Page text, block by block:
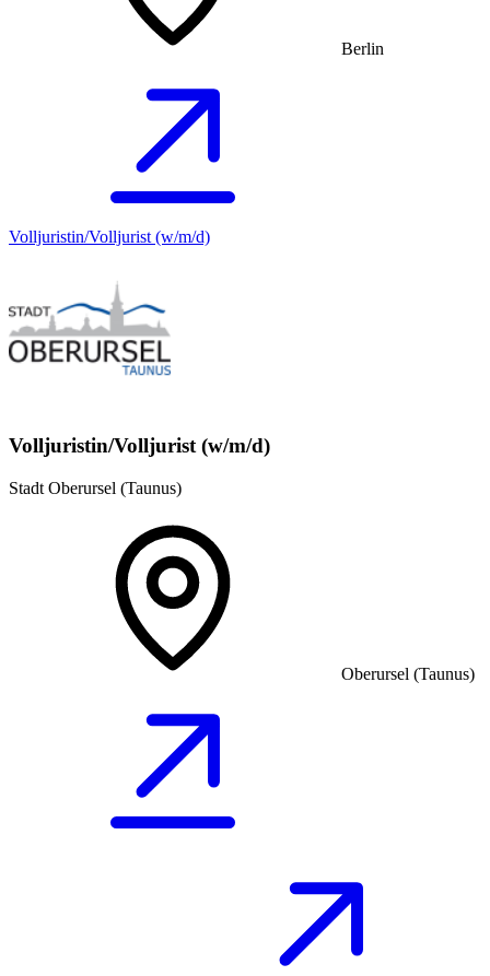
Berlin
Volljuristin/Volljurist (w/m/d)
Volljuristin/Volljurist (w/m/d)
Stadt Oberursel (Taunus)
Oberursel (Taunus)